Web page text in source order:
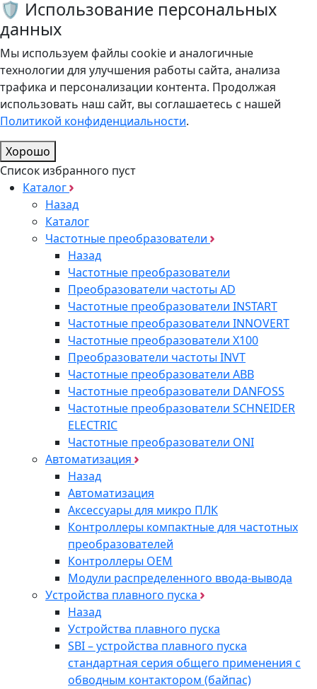
🛡️ Использование персональных
данных
Мы используем файлы cookie и аналогичные
технологии для улучшения работы сайта, анализа
трафика и персонализации контента. Продолжая
использовать наш сайт, вы соглашаетесь с нашей
Политикой конфиденциальности.
Хорошо
Список избранного пуст
Каталог
Назад
Каталог
Частотные преобразователи
Назад
Частотные преобразователи
Преобразователи частоты AD
Частотные преобразователи INSTART
Частотные преобразователи INNOVERT
Частотные преобразователи Х100
Преобразователи частоты INVT
Частотные преобразователи ABB
Частотные преобразователи DANFOSS
Частотные преобразователи SCHNEIDER
ELECTRIC
Частотные преобразователи ONI
Автоматизация
Назад
Автоматизация
Аксессуары для микро ПЛК
Контроллеры компактные для частотных
преобразователей
Контроллеры ОЕМ
Модули распределенного ввода-вывода
Устройства плавного пуска
Назад
Устройства плавного пуска
SBI – устройства плавного пуска
стандартная серия общего применения с
обводным контактором (байпас)